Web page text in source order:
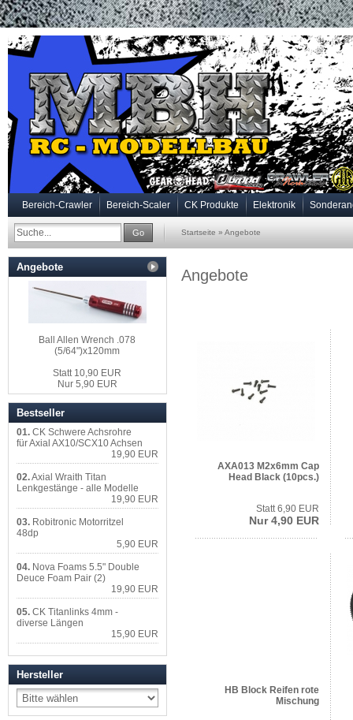
Bereich-Crawler Bereich-Scaler CK Produkte Elektronik
Go Startseite » Angebote
Angebote
AXA013 M2x6mm Cap
Head Black (10pcs.)
Statt 6,90 EUR
Nur 4,90 EUR
HB Block Reifen rote
Mischung
Angebote
Ball Allen Wrench .078
(5/64")x120mm
Statt 10,90 EUR
Nur 5,90 EUR
Bestseller
01. CK Schwere Achsrohre
für Axial AX10/SCX10 Achsen
19,90 EUR
02.Axial Wraith Titan
Lenkgestänge - alle Modelle
19,90 EUR
03. Robitronic Motorritzel
48dp
5,90 EUR
04. Nova Foams 5.5" Double
Deuce Foam Pair (2)
19,90 EUR
05. CK Titanlinks 4mm -
diverse Längen
15,90 EUR
Hersteller